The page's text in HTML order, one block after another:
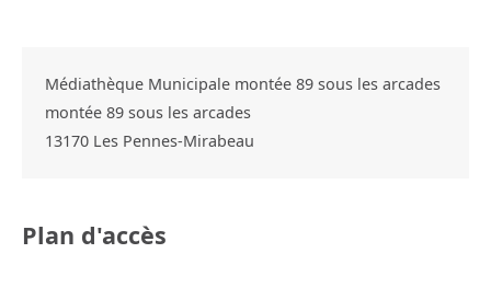
Médiathèque Municipale montée 89 sous les arcades
montée 89 sous les arcades
13170 Les Pennes-Mirabeau
Plan d'accès